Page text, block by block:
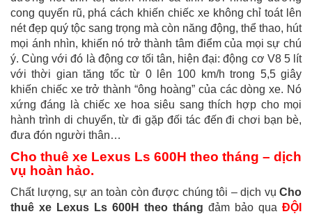
cong quyến rũ, phá cách khiến chiếc xe không chỉ toát lên
nét đẹp quý tộc sang trọng mà còn năng động, thể thao, hút
mọi ánh nhìn, khiến nó trở thành tâm điểm của mọi sự chú
ý. Cùng với đó là động cơ tối tân, hiện đại: động cơ V8 5 lít
với thời gian tăng tốc từ 0 lên 100 km/h trong 5,5 giây
khiến chiếc xe trở thành “ông hoàng” của các dòng xe. Nó
xứng đáng là chiếc xe hoa siêu sang thích hợp cho mọi
hành trình di chuyển, từ đi gặp đối tác đến đi chơi bạn bè,
đưa đón người thân…
Cho thuê xe Lexus Ls 600H theo tháng – dịch
vụ hoàn hảo.
Chất lượng, sự an toàn còn được chúng tôi – dịch vụ Cho
thuê xe Lexus Ls 600H theo tháng đảm bảo qua ĐỘI